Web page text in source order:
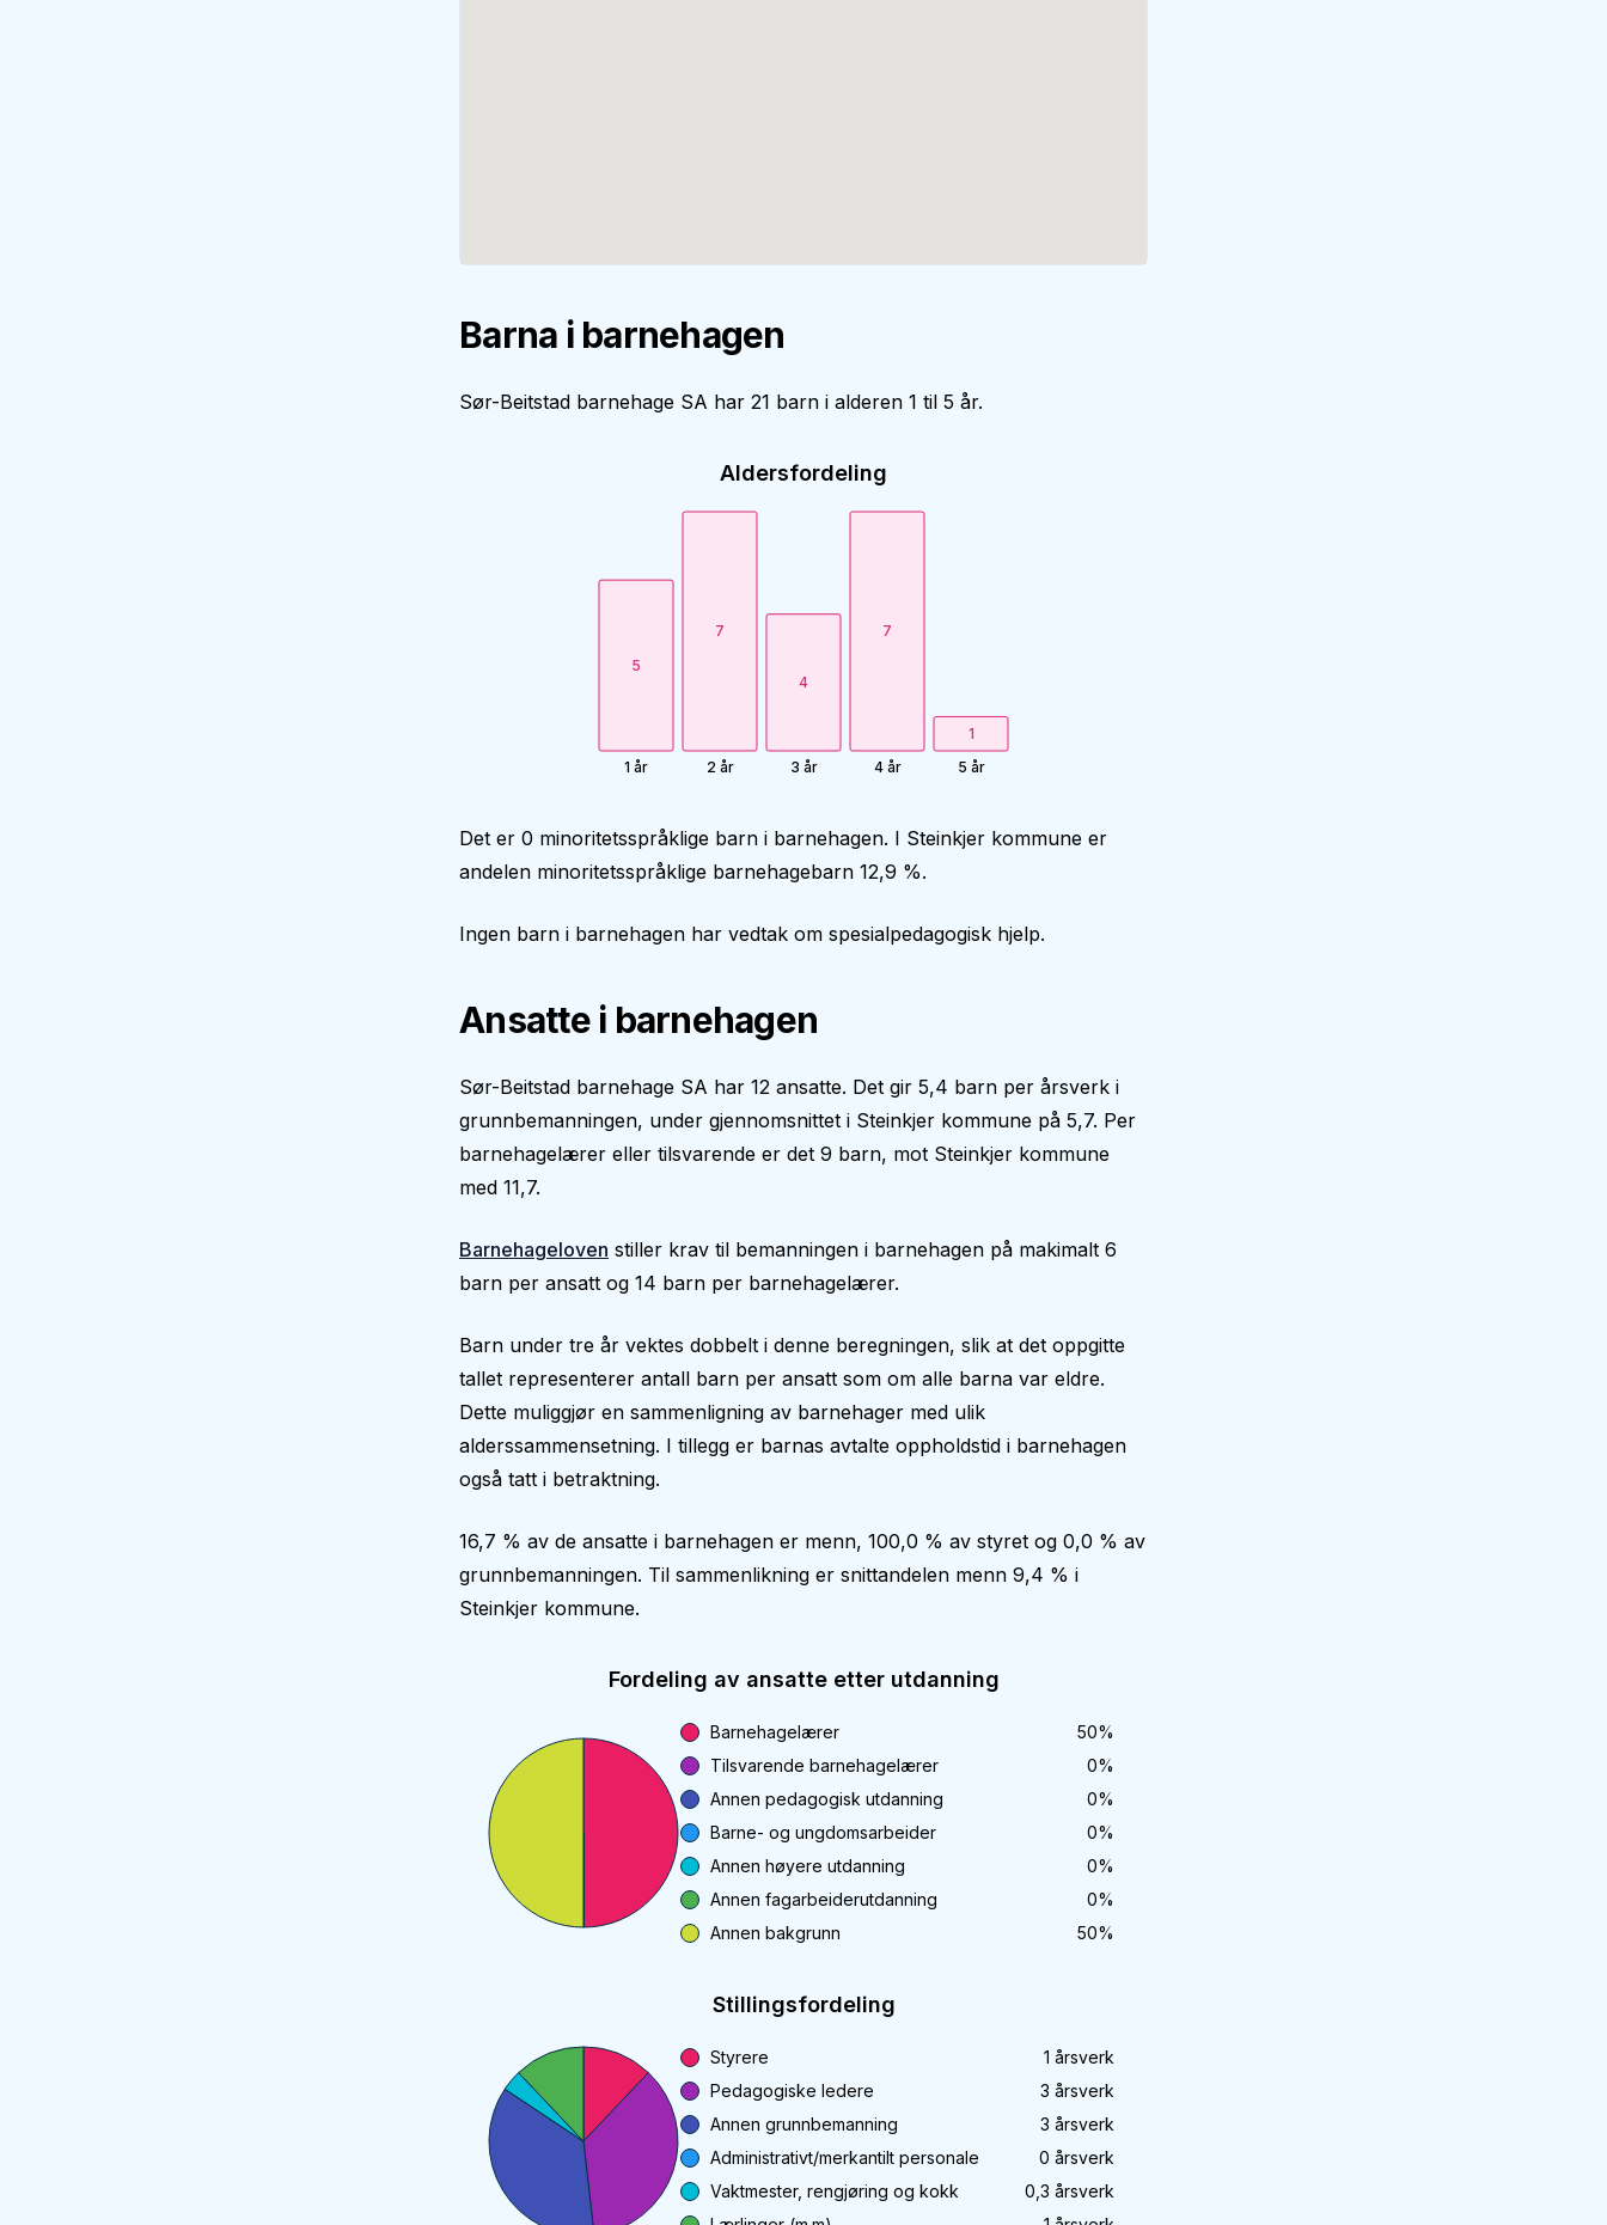
Barna i barnehagen
Sør-Beitstad barnehage SA har 21 barn i alderen 1 til 5 år.
Aldersfordeling
5
1 år
7
2 år
4
3 år
7
4 år
1
5 år
Det er 0 minoritetsspråklige barn i barnehagen. I Steinkjer kommune er
andelen minoritetsspråklige barnehagebarn 12,9 %.
Ingen barn i barnehagen har vedtak om spesialpedagogisk hjelp.
Ansatte i barnehagen
Sør-Beitstad barnehage SA har 12 ansatte. Det gir 5,4 barn per årsverk i
grunnbemanningen, under gjennomsnittet i Steinkjer kommune på 5,7. Per
barnehagelærer eller tilsvarende er det 9 barn, mot Steinkjer kommune
med 11,7.
Barnehageloven stiller krav til bemanningen i barnehagen på makimalt 6
barn per ansatt og 14 barn per barnehagelærer.
Barn under tre år vektes dobbelt i denne beregningen, slik at det oppgitte
tallet representerer antall barn per ansatt som om alle barna var eldre.
Dette muliggjør en sammenligning av barnehager med ulik
alderssammensetning. I tillegg er barnas avtalte oppholdstid i barnehagen
også tatt i betraktning.
16,7 % av de ansatte i barnehagen er menn, 100,0 % av styret og 0,0 % av
grunnbemanningen. Til sammenlikning er snittandelen menn 9,4 % i
Steinkjer kommune.
Fordeling av ansatte etter utdanning
Barnehagelærer 50%
Tilsvarende barnehagelærer
0%
Annen pedagogisk utdanning
0%
Barne- og ungdomsarbeider
0%
Annen høyere utdanning
0%
Annen fagarbeiderutdanning
0%
Annen bakgrunn
50%
Stillingsfordeling
Styrere 1 årsverk
Pedagogiske ledere
3 årsverk
Annen grunnbemanning
3 årsverk
Administrativt/merkantilt personale
0 årsverk
Vaktmester, rengjøring og kokk
0,3 årsverk